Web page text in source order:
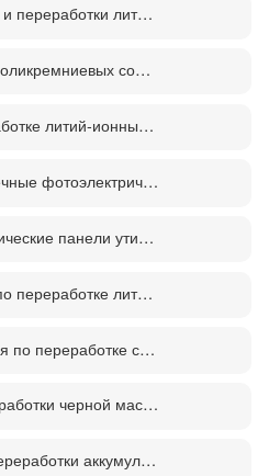
Машина для дробления и переработки литиевых батарей
Завод по переработке поликремниевых солнечных панелей PV
Предприятие по переработке литий-ионных аккумуляторов
Как переработать солнечные фотоэлектрические панели？
Солнечные фотоэлектрические панели утилизации машина цена
Комплексное решение по переработке литиевых батарей
Производственная линия по переработке солнечных панелей PV
Машина процесса переработки черной массы батареи
Процесс машины для переработки аккумуляторов